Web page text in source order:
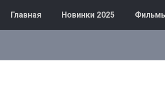
Главная Новинки 2025